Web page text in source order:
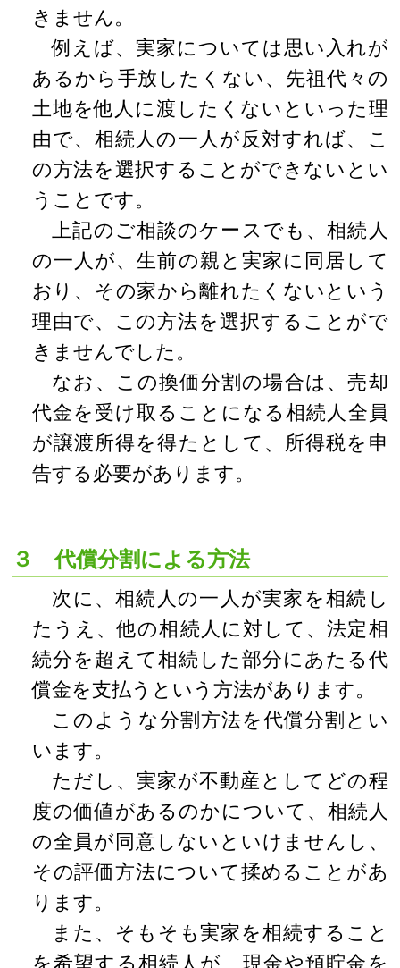
きません。
例えば、実家については思い入れが
あるから手放したくない、先祖代々の
土地を他人に渡したくないといった理
由で、相続人の一人が反対すれば、こ
の方法を選択することができないとい
うことです。
上記のご相談のケースでも、相続人
の一人が、生前の親と実家に同居して
おり、その家から離れたくないという
理由で、この方法を選択することがで
きませんでした。
なお、この換価分割の場合は、売却
代金を受け取ることになる相続人全員
が譲渡所得を得たとして、所得税を申
告する必要があります。
３ 代償分割による方法
次に、相続人の一人が実家を相続し
たうえ、他の相続人に対して、法定相
続分を超えて相続した部分にあたる代
償金を支払うという方法があります。
このような分割方法を代償分割とい
います。
ただし、実家が不動産としてどの程
度の価値があるのかについて、相続人
の全員が同意しないといけませんし、
その評価方法について揉めることがあ
ります。
また、そもそも実家を相続すること
を希望する相続人が、現金や預貯金を